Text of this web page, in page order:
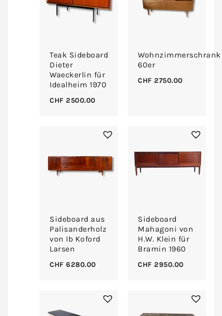
Teak Sideboard
Dieter
Waeckerlin für
Idealheim 1970
CHF 2500.00
Wohnzimmerschrank
60er
CHF 2750.00
Sideboard aus
Palisanderholz
von Ib Koford
Larsen
CHF 6280.00
Sideboard
Mahagoni von
H.W. Klein für
Bramin 1960
CHF 2950.00